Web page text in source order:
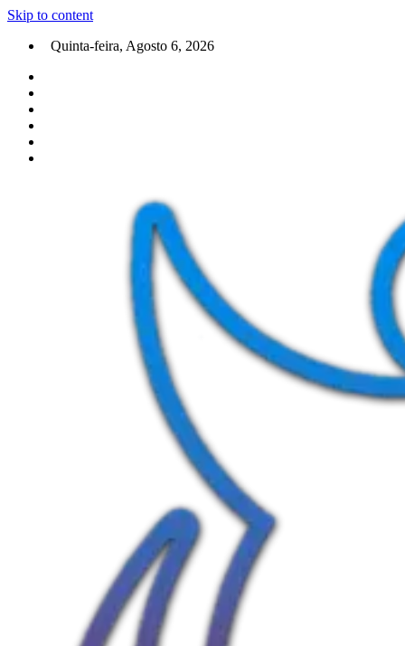
Skip to content
Quinta-feira, Agosto 6, 2026